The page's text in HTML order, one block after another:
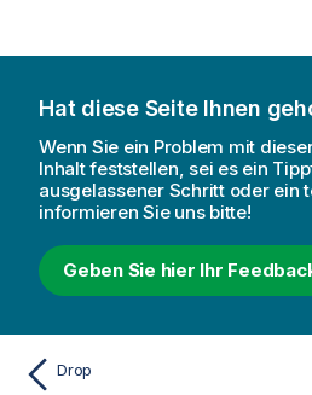
Hat diese Seite Ihnen
Wenn Sie ein Problem mit
Inhalt feststellen, sei es ein
ausgelassener Schritt oder ein
informieren Sie uns bitte!
Geben Sie hier Ihr
Drop